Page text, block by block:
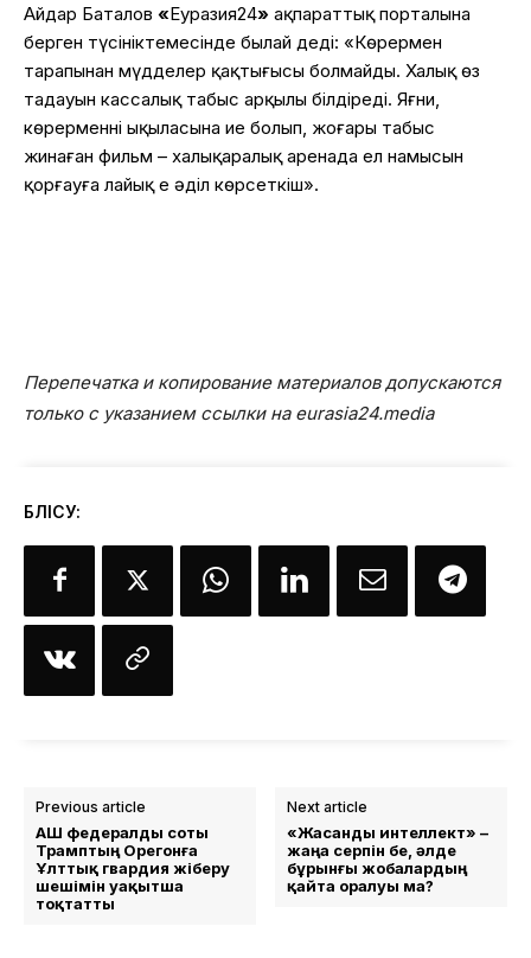
Айдар Баталов «Еуразия24» ақпараттық порталына
берген түсініктемесінде былай деді: «Көрермен
тарапынан мүдделер қақтығысы болмайды. Халық өз
таңдауын кассалық табыс арқылы білдіреді. Яғни,
көрерменнің ықыласына ие болып, жоғары табыс
жинаған фильм – халықаралық аренада ел намысын
қорғауға лайық ең әділ көрсеткіш».
Перепечатка и копирование материалов допускаются
только с указанием ссылки на eurasia24.media
БӨЛІСУ:
Previous article
АҚШ федералды соты
Трамптың Орегонға
Ұлттық гвардия жіберу
шешімін уақытша
тоқтатты
Next article
«Жасанды интеллект» –
жаңа серпін бе, әлде
бұрынғы жобалардың
қайта оралуы ма?